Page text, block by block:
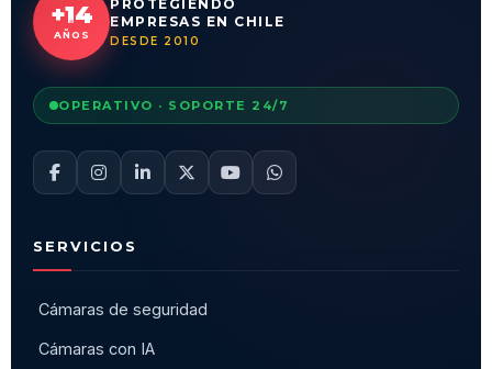
+14
AÑOS
PROTEGIENDO
EMPRESAS EN CHILE
DESDE 2010
OPERATIVO · SOPORTE 24/7
SERVICIOS
Cámaras de seguridad
Cámaras con IA